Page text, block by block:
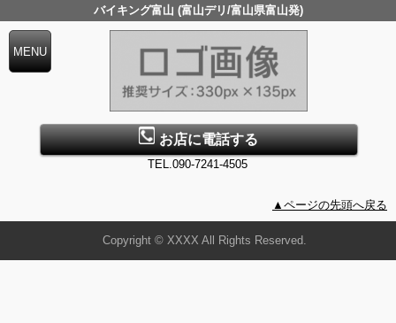
バイキング富山 (富山デリ/富山県富山発)
お店に電話する
TEL.090-7241-4505
▲ページの先頭へ戻る
Copyright © XXXX All Rights Reserved.